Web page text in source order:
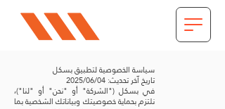
سياسة الخصوصية لتطبيق بسكل
تاريخ آخر تحديث: 2025/06/04
في بسكل ("الشركة" أو "نحن" أو "لنا")،
نلتزم بحماية خصوصيتك وبياناتك الشخصية بما